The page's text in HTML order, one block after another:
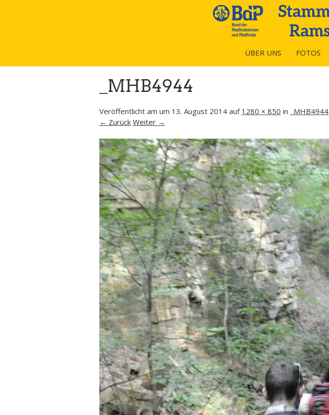
ÜBER UNS FOTOS
_MHB4944
Veröffentlicht am um 13. August 2014 auf 1280 × 850 in
_MHB4944
← Zurück Weiter →